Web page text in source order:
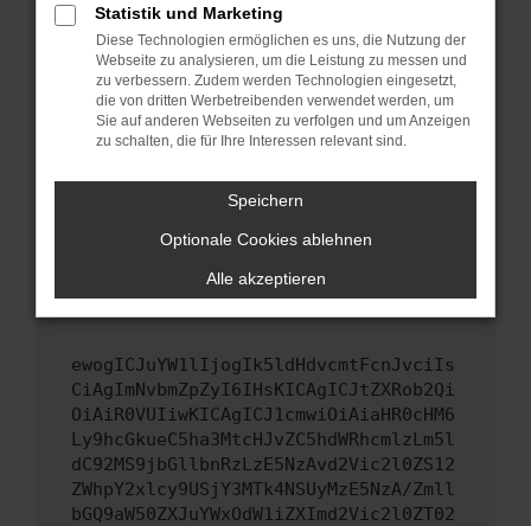
Betriebssystem auf dem neuesten Stand
sind.
Veraltete Software birgt nicht nur ein
Sicherheitsrisiko, sondern kann auch dazu
führen, dass bestimmte Funktionen nicht mehr
unterstützt werden.
Wende dich an den Webseitenbetreiber.
Wenn du alle oben genannten Schritte versucht
hast, kontaktiere uns bitte. Wir werden
versuchen, das Problem zu beheben. Du kannst
uns diesen Text schicken, um uns bei der
ewogICJuYW1lIjogIk5ldHdvcmtFcnJvciIs
CiAgImNvbmZpZyI6IHsKICAgICJtZXRob2Qi
OiAiR0VUIiwKICAgICJ1cmwiOiAiaHR0cHM6
Ly9hcGkueC5ha3MtcHJvZC5hdWRhcmlzLm5l
dC92MS9jbGllbnRzLzE5NzAvd2Vic2l0ZS12
ZWhpY2xlcy9USjY3MTk4NSUyMzE5NzA/Zmll
bGQ9aW50ZXJuYWxOdW1iZXImd2Vic2l0ZT02
Statistik und Marketing
Diese Technologien ermöglichen es uns, die Nutzung der
Webseite zu analysieren, um die Leistung zu messen und
zu verbessern. Zudem werden Technologien eingesetzt,
die von dritten Werbetreibenden verwendet werden, um
Sie auf anderen Webseiten zu verfolgen und um Anzeigen
zu schalten, die für Ihre Interessen relevant sind.
Speichern
Optionale Cookies ablehnen
Alle akzeptieren